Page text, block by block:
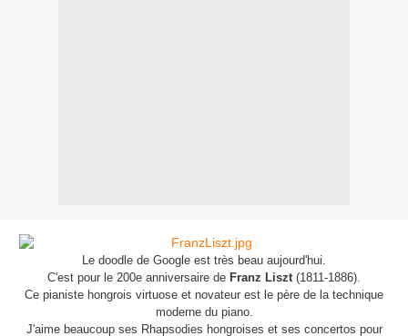
Le doodle de Google est très beau aujourd'hui.
C'est pour le 200e anniversaire de Franz Liszt(1811-1886).
Ce pianiste hongrois virtuose et novateur est le père de la technique
moderne du piano.
J'aime beaucoup ses Rhapsodies hongroises et ses concertos pour